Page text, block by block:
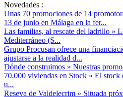
Novedades :
Unas 70 promociones de 14
13 de junio en Málaga en la fer...
Las familias, al rescate del ladrillo »
Mediterráneo (S...
Grupo Procusan ofrece una
ajustarse a la realidad d...
Dónde construimos » Nuestras
70.000 viviendas en Stock » El stock
u...
Reseva de Valdelecrim » Situada